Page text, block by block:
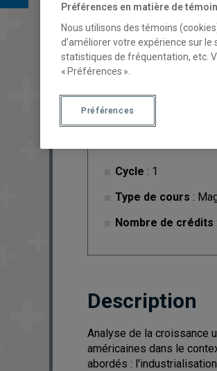
Description
Cycle : 1
Type de cours :
Nombre de crédits
Description
Analyse de la croissance
américaines dans le
abordés :
Préférences en matière de
Nous utilisons des témoins
d’améliorer votre expérience sur le
statistiques de fréquentation, etc.
« Préférences ».
Préférences